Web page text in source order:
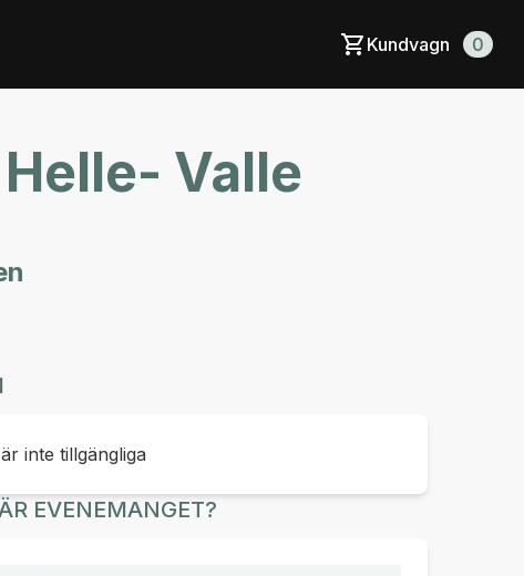
Kundvagn 0
Valle
inte tillgängliga
EVENEMANGET?